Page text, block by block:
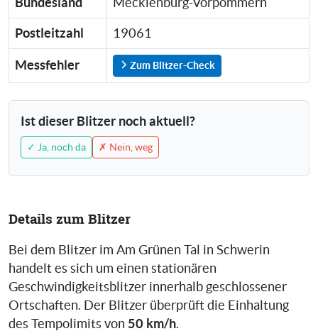
Mecklenburg-Vorpommern
Postleitzahl 19061
Messfehler Zum Blitzer-Check
Ist dieser Blitzer noch aktuell?
✓ Ja, noch da ✗ Nein, weg
Details zum Blitzer
Bei dem Blitzer im Am Grünen Tal in Schwerin
handelt es sich um einen stationären
Geschwindigkeitsblitzer innerhalb geschlossener
Ortschaften. Der Blitzer überprüft die Einhaltung
des Tempolimits von 50 km/h.